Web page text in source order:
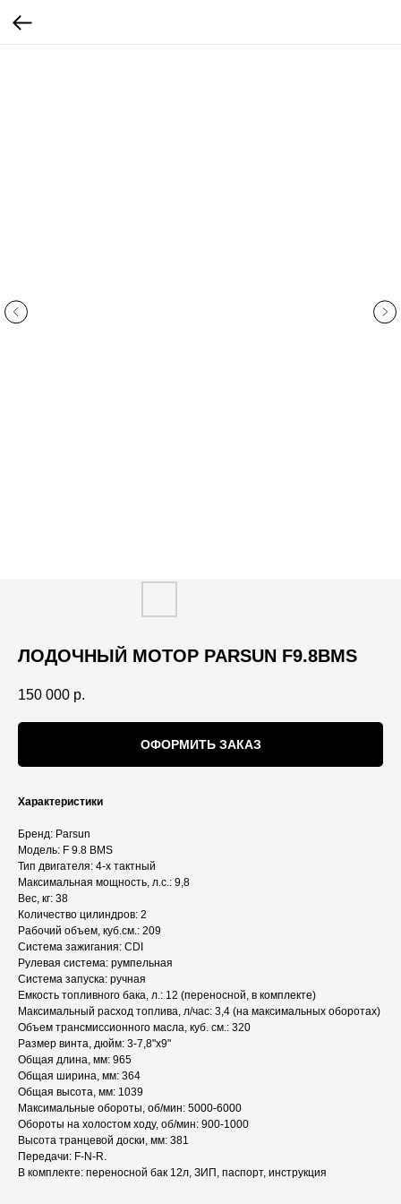
ЛОДОЧНЫЙ МОТОР PARSUN F9.8BMS
150 000 р.
ОФОРМИТЬ ЗАКАЗ
Характеристики
Бренд: Parsun
Модель: F 9.8 BMS
Тип двигателя: 4-х тактный
Максимальная мощность, л.с.: 9,8
Вес, кг: 38
Количество цилиндров: 2
Рабочий объем, куб.см.: 209
Система зажигания: CDI
Рулевая система: румпельная
Система запуска: ручная
Емкость топливного бака, л.: 12 (переносной, в комплекте)
Максимальный расход топлива, л/час: 3,4 (на максимальных оборотах)
Объем трансмиссионного масла, куб. см.: 320
Размер винта, дюйм: 3-7,8"x9"
Общая длина, мм: 965
Общая ширина, мм: 364
Общая высота, мм: 1039
Максимальные обороты, об/мин: 5000-6000
Обороты на холостом ходу, об/мин: 900-1000
Высота транцевой доски, мм: 381
Передачи: F-N-R.
В комплекте: переносной бак 12л, ЗИП, паспорт, инструкция